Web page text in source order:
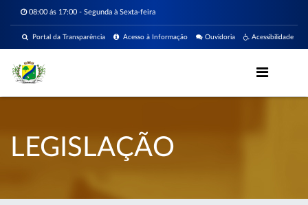
08:00 ás 17:00 - Segunda à Sexta-feira
Acessibilidade
Ouvidoria
Acesso à Informação
Portal da Transparência
LEGISLAÇÃO